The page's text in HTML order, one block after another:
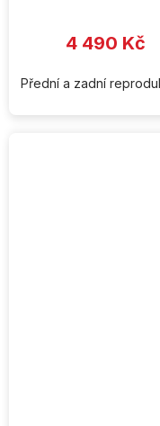
4 490 Kč
Přední a zadní